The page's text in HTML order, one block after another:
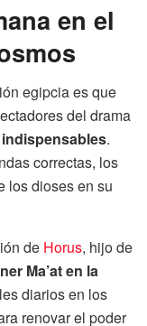
en el
egipcia es que
del drama
.
correctas, los
los dioses en su
de Horus, hijo de
Ma’at en la
diarios en los
renovar el poder